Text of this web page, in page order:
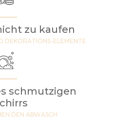
zu kaufen
DEKORATIONS-ELEMENTE
schmutzigen
DEN ABWASCH